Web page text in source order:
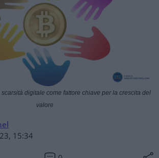
15:34
digitale come fattore chiave per la crescita del
valore